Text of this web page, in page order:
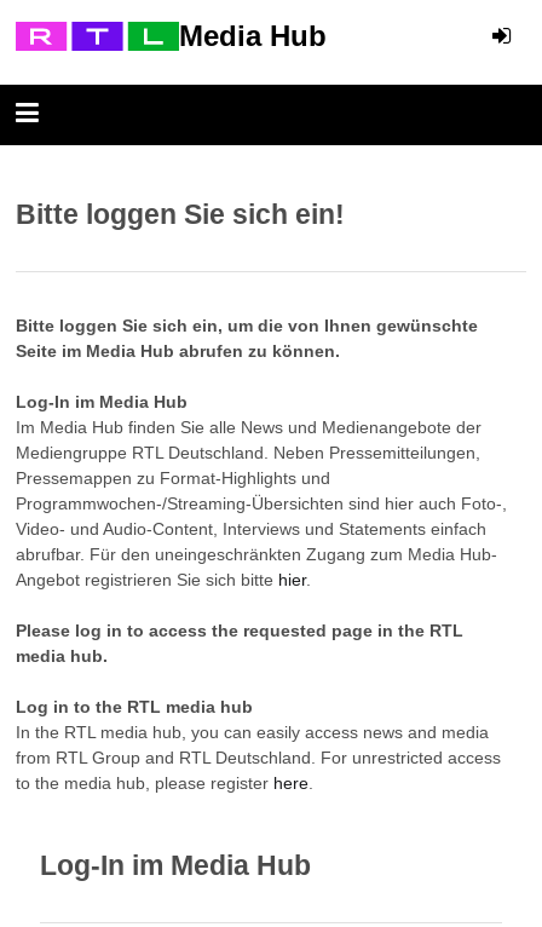
Media Hub
Bitte loggen Sie sich ein!
Bitte loggen Sie sich ein, um die von Ihnen gewünschte
Seite im Media Hub abrufen zu können.
Log-In im Media Hub
Im Media Hub finden Sie alle News und Medienangebote der
Mediengruppe RTL Deutschland. Neben Pressemitteilungen,
Pressemappen zu Format-Highlights und
Programmwochen-/Streaming-Übersichten sind hier auch Foto-,
Video- und Audio-Content, Interviews und Statements einfach
abrufbar. Für den uneingeschränkten Zugang zum Media Hub-
Angebot registrieren Sie sich bitte hier.
Please log in to access the requested page in the RTL
media hub.
Log in to the RTL media hub
In the RTL media hub, you can easily access news and media
from RTL Group and RTL Deutschland. For unrestricted access
to the media hub, please register here
Log-In im Media Hub